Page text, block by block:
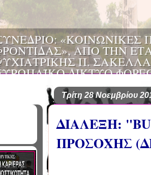
ΑΝΤΙΜΕΤΩΠΙΖΕΙ
ΑΠΟ ΤΗΝ
ΤΙΣ Α' & Β'
ΚΛΙΝΙΚΕΣ ΠΓΝΙΤρίτη 28 Νοεμβρίου
ΔΙΑΛΕΞΗ:
ΠΡΟΣΟΧΗΣ